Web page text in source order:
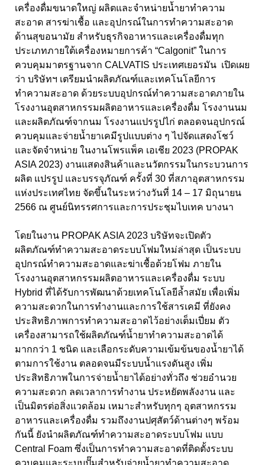
เครื่องดื่มขนาดใหญ่ ผลิตและจำหน่ายน้ำยาทำความ
สะอาด สารฆ่าเชื้อ และอุปกรณ์ในการทำความสะอาด
ด้านสุขอนามัย สำหรับธุรกิจอาหารและเครื่องดื่มทุก
ประเภทภายใต้เครื่องหมายการค้า “Calgonit” ในการ
ควบคุมมาตรฐานจาก CALVATIS ประเทศเยอรมัน เปิดเผย
ว่า บริษัทฯ เตรียมนำผลิตภัณฑ์และเทคโนโลยีการ
ทำความสะอาด ด้วยระบบอุปกรณ์ทำความสะอาดภายใน
โรงงานอุตสาหกรรมผลิตอาหารและเครื่องดื่ม โรงงานนม
และผลิตภัณฑ์จากนม โรงงานแปรรูปไก่ ตลอดจนอุปกรณ์
ควบคุมและจ่ายน้ำยาเคมีรูปแบบต่าง ๆ ไปจัดแสดงโชว์
และจัดจำหน่าย ในงานโพรแพ็ค เอเชีย 2023 (PROPAK
ASIA 2023) งานแสดงสินค้าและนวัตกรรมในกระบวนการ
ผลิต แปรรูป และบรรจุภัณฑ์ ครั้งที่ 30 ที่สภาอุตสาหกรรม
แห่งประเทศไทย จัดขึ้นในระหว่างวันที่ 14 – 17 มิถุนายน
2566 ณ ศูนย์นิทรรศการและการประชุมไบเทค บางนา
โดยในงาน PROPAK ASIA 2023 บริษัทจะเปิดตัว
ผลิตภัณฑ์ทำความสะอาดระบบโฟมใหม่ล่าสุด เป็นระบบ
อุปกรณ์ทำความสะอาดและฆ่าเชื้อด้วยโฟม ภายใน
โรงงานอุตสาหกรรมผลิตอาหารและเครื่องดื่ม ระบบ
Hybrid ที่ได้รับการพัฒนาด้วยเทคโนโลยีล้ำสมัย เพื่อเพิ่ม
ความสะดวกในการทำงานและการใช้สารเคมี ที่ยังคง
ประสิทธิภาพการทำความสะอาดไว้อย่างเต็มเปี่ยม ตัว
เครื่องสามารถใช้ผลิตภัณฑ์น้ำยาทำความสะอาดได้
มากกว่า 1 ชนิด และเลือกระดับความเข้มข้นของน้ำยาได้
ตามการใช้งาน ตลอดจนมีระบบน้ำแรงดันสูง เพิ่ม
ประสิทธิภาพในการจ่ายน้ำยาได้อย่างทั่วถึง ช่วยอำนวย
ความสะดวก ลดเวลาการทำงาน ประหยัดพลังงาน และ
เป็นมิตรต่อสิ่งแวดล้อม เหมาะสำหรับทุกๆ อุตสาหกรรม
อาหารและเครื่องดื่ม รวมถึงงานปศุสัตว์ด้านต่างๆ พร้อม
กันนี้ ยังนำผลิตภัณฑ์ทำความสะอาดระบบโฟม แบบ
Central Foam ซึ่งเป็นการทำความสะอาดที่ติดตั้งระบบ